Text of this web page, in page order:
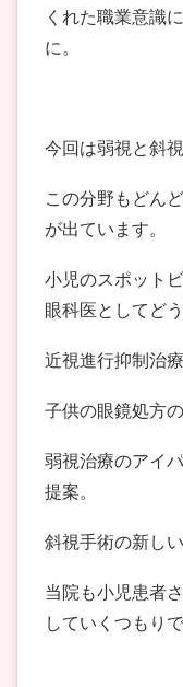
くれた職業意識
に。
今回は弱視と斜
この分野もどん
が出ています。
小児のスポット
眼科医としてど
近視進行抑制治
子供の眼鏡処方
弱視治療のアイ
提案。
斜視手術の新し
当院も小児患者
していくつもりで